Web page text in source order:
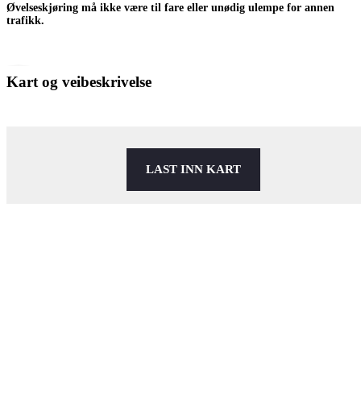
Øvelseskjøring må ikke være til fare eller unødig ulempe for annen
trafikk.
Kart og veibeskrivelse
LAST INN KART